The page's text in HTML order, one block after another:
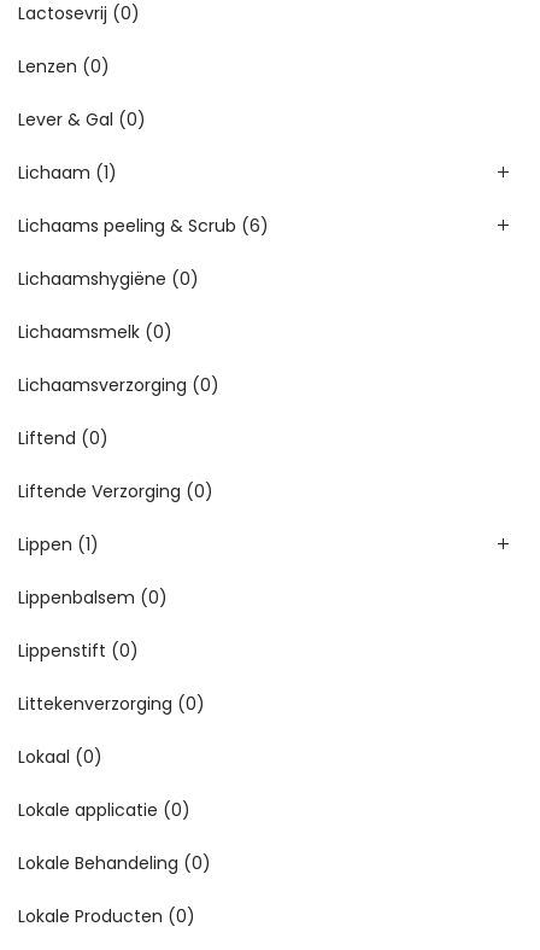
Lactosevrij (0)
Lenzen (0)
Lever & Gal (0)
Lichaam (1)
Lichaams peeling & Scrub (6)
Lichaamshygiëne (0)
Lichaamsmelk (0)
Lichaamsverzorging (0)
Liftend (0)
Liftende Verzorging (0)
Lippen (1)
Lippenbalsem (0)
Lippenstift (0)
Littekenverzorging (0)
Lokaal (0)
Lokale applicatie (0)
Lokale Behandeling (0)
Lokale Producten (0)